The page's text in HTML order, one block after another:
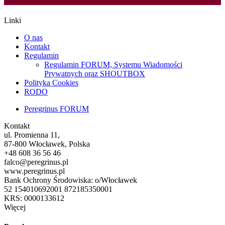
Linki
O nas
Kontakt
Regulamin
Regulamin FORUM, Systemu Wiadomości
Prywatnych oraz SHOUTBOX
Polityka Cookies
RODO
Peregrinus FORUM
Kontakt
ul. Promienna 11,
87-800 Włocławek, Polska
+48 608 36 56 46
falco@peregrinus.pl
www.peregrinus.pl
Bank Ochrony Środowiska: o/Włocławek
52 154010692001 872185350001
KRS: 0000133612
Więcej